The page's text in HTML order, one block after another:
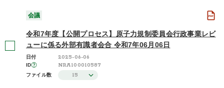
会議
令和7年度【公開プロセス】原子力規制委員会行政事業レビ
ューに係る外部有識者会合 令和7年06月06日
日付 2025-06-06
ID NRA100010587
ファイル数 15